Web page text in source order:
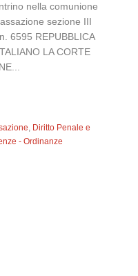
nella comunione
sezione III
6595 REPUBBLICA
LA CORTE
, Diritto Penale e
- Ordinanze